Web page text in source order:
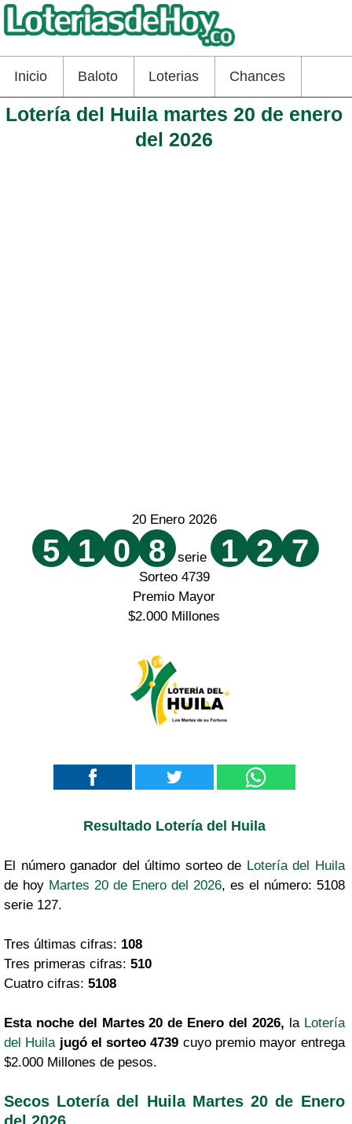
Inicio Baloto Loterias Chances
Lotería del Huila martes 20 de enero
del 2026
20 Enero 2026
5 1 0 8 serie 1 2 7
Sorteo 4739
Premio Mayor
$2.000 Millones
Resultado Lotería del Huila
El número ganador del último sorteo de Lotería del Huila
de hoy Martes 20 de Enero del 2026, es el número: 5108
serie 127.
Tres últimas cifras: 108
Tres primeras cifras: 510
Cuatro cifras: 5108
Esta noche del Martes 20 de Enero del 2026, la Lotería
del Huila jugó el sorteo 4739 cuyo premio mayor entrega
$2.000 Millones de pesos.
Secos Lotería del Huila Martes 20 de Enero